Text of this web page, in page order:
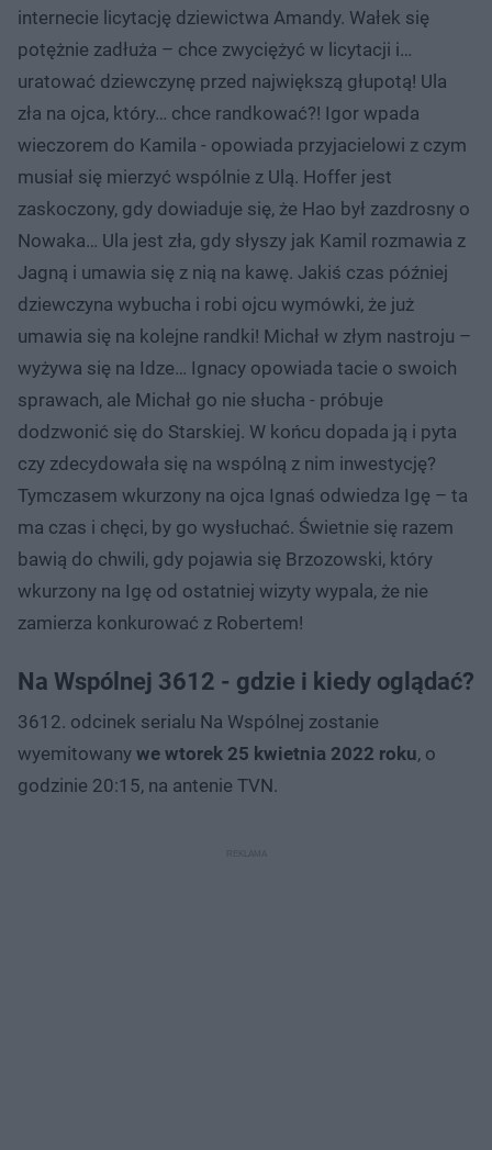
internecie licytację dziewictwa Amandy. Wałek się
potężnie zadłuża – chce zwyciężyć w licytacji i…
uratować dziewczynę przed największą głupotą! Ula
zła na ojca, który… chce randkować?! Igor wpada
wieczorem do Kamila - opowiada przyjacielowi z czym
musiał się mierzyć wspólnie z Ulą. Hoffer jest
zaskoczony, gdy dowiaduje się, że Hao był zazdrosny o
Nowaka… Ula jest zła, gdy słyszy jak Kamil rozmawia z
Jagną i umawia się z nią na kawę. Jakiś czas później
dziewczyna wybucha i robi ojcu wymówki, że już
umawia się na kolejne randki! Michał w złym nastroju –
wyżywa się na Idze… Ignacy opowiada tacie o swoich
sprawach, ale Michał go nie słucha - próbuje
dodzwonić się do Starskiej. W końcu dopada ją i pyta
czy zdecydowała się na wspólną z nim inwestycję?
Tymczasem wkurzony na ojca Ignaś odwiedza Igę – ta
ma czas i chęci, by go wysłuchać. Świetnie się razem
bawią do chwili, gdy pojawia się Brzozowski, który
wkurzony na Igę od ostatniej wizyty wypala, że nie
zamierza konkurować z Robertem!
Na Wspólnej 3612 - gdzie i kiedy oglądać?
3612. odcinek serialu Na Wspólnej zostanie
wyemitowany we wtorek 25 kwietnia 2022 roku, o
godzinie 20:15, na antenie TVN.